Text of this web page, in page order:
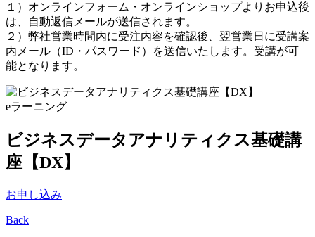
１）オンラインフォーム・オンラインショップよりお申込後
は、自動返信メールが送信されます。
２）弊社営業時間内に受注内容を確認後、翌営業日に受講案
内メール（ID・パスワード）を送信いたします。受講が可
能となります。
eラーニング
ビジネスデータアナリティクス基礎講
座【DX】
お申し込み
Back